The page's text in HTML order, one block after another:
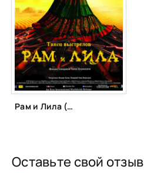
Рам и Лила (2013)
Оставьте свой отзыв